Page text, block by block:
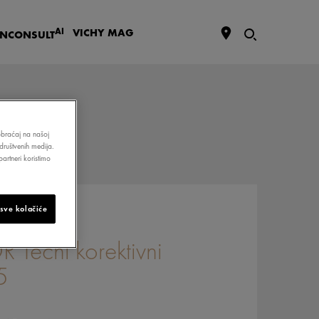
CONSULTAI VICHY MAG
Tečni korektivni
na našoj
medija.
koristimo
kolačiće